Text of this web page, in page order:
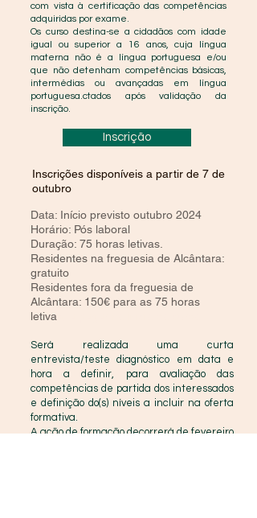
com vista à certificação das competências
adquiridas por exame.
Os curso destina-se a cidadãos com idade
igual ou superior a 16 anos, cuja língua
materna não é a língua portuguesa e/ou
que não detenham competências básicas,
intermédias ou avançadas em língua
portuguesa.ctados após validação da
inscrição.
Inscrição
Inscrições disponíveis a partir de 7 de
outubro
Data: Início previsto outubro 2024
Horário: Pós laboral
Duração: 75 horas letivas.
Residentes na freguesia de Alcântara:
gratuito
Residentes fora da freguesia de
Alcântara: 150€ para as 75 horas
letiva
Será realizada uma curta
entrevista/teste diagnóstico em data e
hora a definir, para avaliação das
competências de partida dos interessados
e definição do(s) níveis a incluir na oferta
formativa.
A ação de formação decorrerá de fevereiro